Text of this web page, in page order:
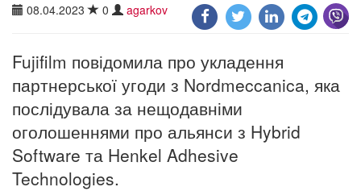
08.04.2023 0 agarkov
Fujifilm повідомила про укладення
партнерської угоди з Nordmeccanica, яка
послідувала за нещодавніми
оголошеннями про альянси з Hybrid
Software та Henkel Adhesive
Technologies.